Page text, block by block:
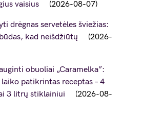
vaisius
2026-08-07
drėgnas servetėles šviežias:
kad neišdžiūtų
2026-
obuoliai „Caramelka”:
laiko patikrintas receptas – 4
3 litrų stiklainiui
2026-08-